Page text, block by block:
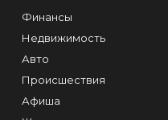
Финансы
Недвижимость
Авто
Происшествия
Афиша